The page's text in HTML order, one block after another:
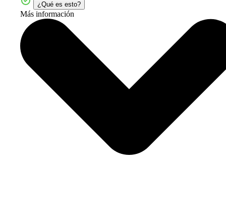
¿Qué es esto?
Más información